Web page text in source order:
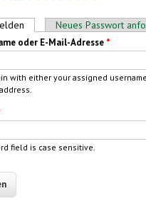
Reiter(aktiver Reiter)
Neues Passwort
oder E-Mail-Adresse *
with either your assigned
field is case sensitive.